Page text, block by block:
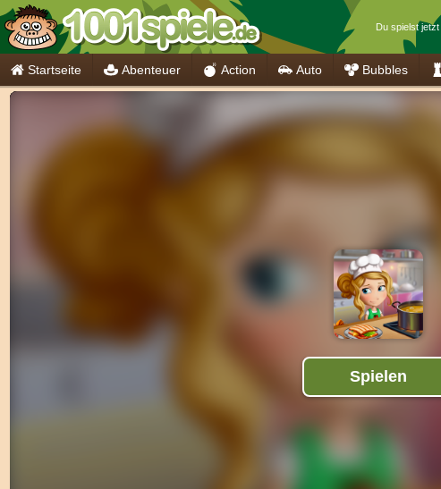
Du spielst jetzt
Startseite Abenteuer Action Auto Bubbles